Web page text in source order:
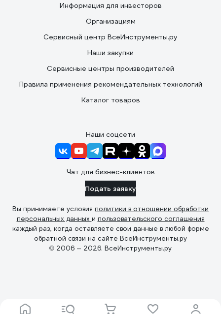
Информация для инвесторов
Организациям
Сервисный центр ВсеИнструменты.ру
Наши закупки
Сервисные центры производителей
Правила применения рекомендательных технологий
Каталог товаров
Наши соцсети
Чат для бизнес-клиентов
Подать заявку
Вы принимаете условия политики в отношении обработки
персональных данных и пользовательского соглашения
каждый раз, когда оставляете свои данные в любой форме
обратной связи на сайте ВсеИнструменты.ру
© 2006 — 2026. ВсеИнструменты.ру